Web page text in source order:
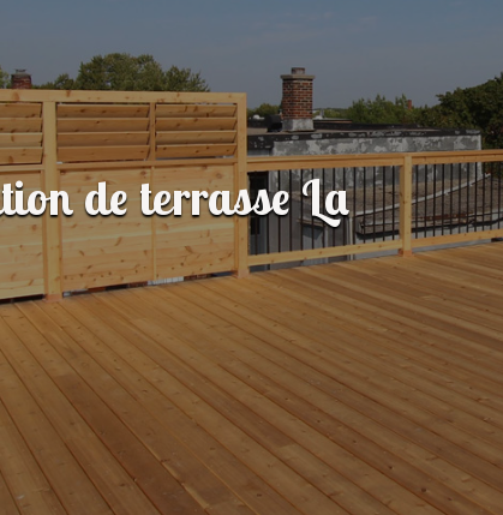
de terrasse La